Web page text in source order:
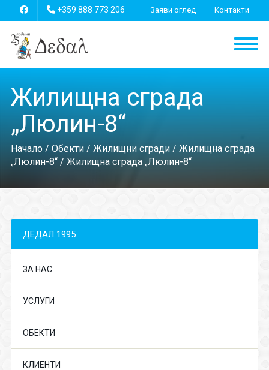
+359 888 773 206 Заяви оглед Контакти
Жилищна сграда
„Люлин-8“
Начало/ Обекти/ Жилищни сгради/ Жилищна сграда
„Люлин-8“/ Жилищна сграда „Люлин-8“
ДЕДАЛ 1995
ЗА НАС
УСЛУГИ
ОБЕКТИ
КЛИЕНТИ